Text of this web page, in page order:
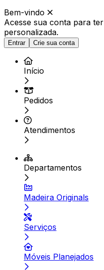
Bem-vindo
Acesse sua conta para ter
personalizada.
Entrar Crie sua conta
Início
Pedidos
Atendimentos
Departamentos
Madeira Originals
Serviços
Móveis Planejados